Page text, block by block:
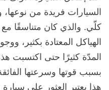
السيارات فريدة من
كلّي. والذي كان متناسقًا
الهياكل المعتادة بكثير،
المدّة كثيرًا حتى اكتسبت
بسبب قوتها وسرعتها
هذا يعتبر العثور على